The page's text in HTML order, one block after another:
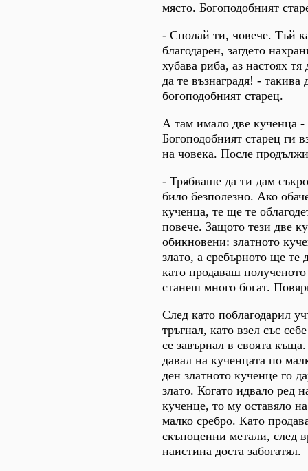
място. Богоподобният
- Сполай ти, човече. Тъй
благодарен, загдето
хубава риба, аз настоях тя
да те възнаградя! - такива
богоподобният старец.
А там имало две кученца -
Богоподобният старец ги
на човека. После
- Трябваше да ти дам
било безполезно. Ако
кученца, те ще те
повече. Защото тези две
обикновени: златното
злато, а сребърното ще те
като продаваш
станеш много богат.
След като поблагодарил
тръгнал, като взел със
се завърнал в своята
давал на кученцата по
ден златното кученце го
злато. Когато идвало ред
кученце, то му оставяло
малко сребро. Като
скъпоценни метали, след
наистина доста забогатял.